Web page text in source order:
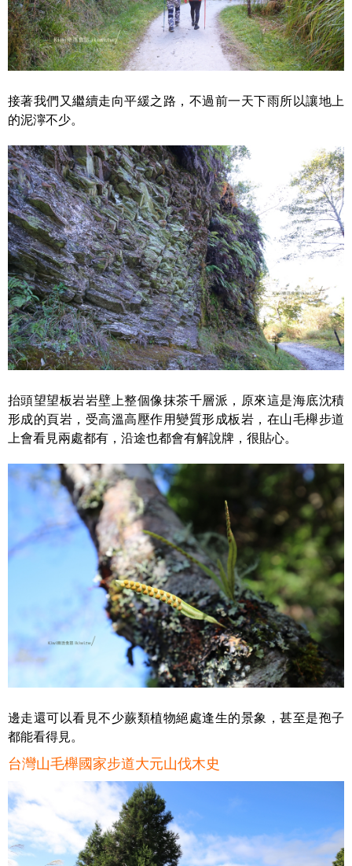
接著我們又繼續走向平緩之路，不過前一天下雨所以讓地上
的泥濘不少。
抬頭望望板岩岩壁上整個像抹茶千層派，原來這是海底沈積
形成的頁岩，受高溫高壓作用變質形成板岩，在山毛櫸步道
上會看見兩處都有，沿途也都會有解說牌，很貼心。
邊走還可以看見不少蕨類植物絕處逢生的景象，甚至是孢子
都能看得見。
台灣山毛櫸國家步道大元山伐木史